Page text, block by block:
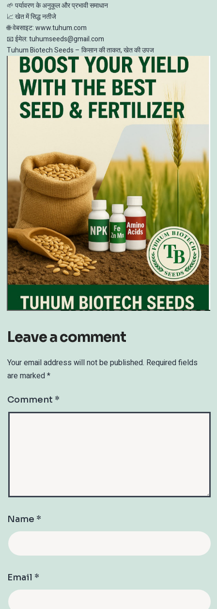
🌱 पर्यावरण के अनुकूल और प्रभावी समाधान
📈 खेत में सिद्ध नतीजे
🌐 वेबसाइट: www.tuhum.com
📧 ईमेल: tuhumseeds@gmail.com
Tuhum Biotech Seeds – किसान की ताकत, खेत की उपज
Leave a comment
Your email address will not be published. Required fields
are marked*
Comment *
Name *
Email *